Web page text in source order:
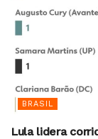
BRASIL
Lula lidera